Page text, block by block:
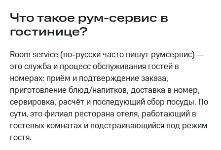
Что такое рум-сервис в
гостинице?
Room service (по-русски часто пишут румсервис) —
это служба и процесс обслуживания гостей в
номерах: приём и подтверждение заказа,
приготовление блюд/напитков, доставка в номер,
сервировка, расчёт и последующий сбор посуды. По
сути, это филиал ресторана отеля, работающий в
гостевых комнатах и подстраивающийся под режим
гостя.